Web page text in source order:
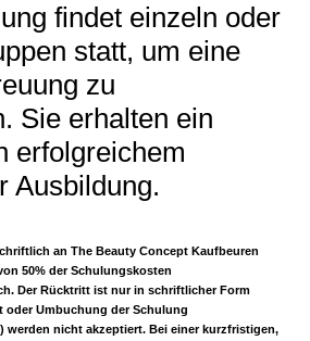
findet einzeln oder
statt, um eine
zu
Sie erhalten ein
erfolgreichem
Ausbildung.
an The Beauty Concept Kaufbeuren
50% der Schulungskosten
Der Rücktritt ist nur in schriftlicher Form
Umbuchung der Schulung
werden nicht akzeptiert. Bei einer kurzfristigen,